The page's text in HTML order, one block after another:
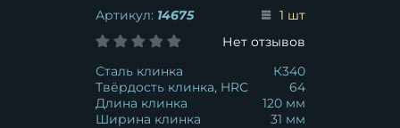
Артикул: 14675
1 шт
Нет отзывов
Сталь клинка
К340
Твёрдость клинка, HRC
64
Длина клинка
120 мм
Ширина клинка
31 мм